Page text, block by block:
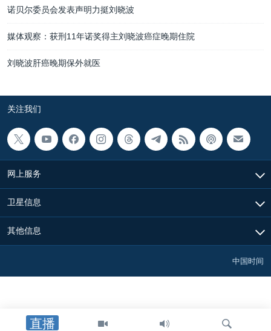
直播
诺贝尔委员会发表声明力挺刘晓波
媒体观察：获刑11年诺奖得主刘晓波癌症晚期住院
刘晓波肝癌晚期保外就医
关注我们
网上服务
卫星信息
其他信息
中国时间